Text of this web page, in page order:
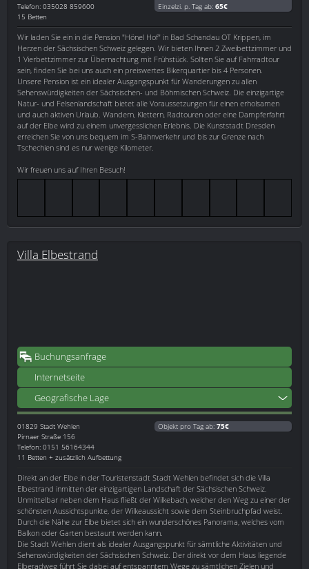
Telefon: 035028 859600
15 Betten
Einzelzi. p. Tag ab: 65€
Wir laden Sie ein in die Pension "Hönel Hof" in Bad Schandau OT Krippen, im
Herzen der Sächsischen Schweiz gelegen. Wir bieten Ihnen 2 Zweibettzimmer und
1 Vierbettzimmer zur Übernachtung mit Frühstück. Sollten Sie auf Fahrradtour
sein, finden Sie bei uns auch ein preiswertes Bikerquartier bis 4 Personen.
Unsere Pension ist ein idealer Ausgangspunkt für Wanderungen zu allen
Sehenswürdigkeiten der Sächsischen- und Böhmischen Schweiz. Die einzigartige
Natur- und Felsenlandschaft bietet alle Voraussetzungen für einen erholsamen
und auch aktiven Urlaub. Wandern, Klettern, Radtouren oder eine Dampferfahrt
auf der Elbe wird zu einem unvergesslichen Erlebnis. Die Kunststadt Dresden
erreichen Sie von uns bequem im S-Bahnverkehr und bis zur Grenze nach
Tschechien sind es nur wenige Kilometer.
Wir freuen uns auf Ihren Besuch!
Villa Elbestrand
Buchungsanfrage
Internetseite
Geografische Lage
01829 Stadt Wehlen
Pirnaer Straße 156
Telefon: 0151 56164344
11 Betten + zusätzlich Aufbettung
Objekt pro Tag ab: 75€
Direkt an der Elbe in der Touristenstadt Stadt Wehlen befindet sich die Villa
Elbestrand inmitten der einzigartigen Landschaft der Sächsischen Schweiz.
Unmittelbar neben dem Haus fließt der Wilkebach, welcher den Weg zu einer der
schönsten Aussichtspunkte, der Wilkeaussicht sowie dem Steinbruchpfad weist.
Durch die Nähe zur Elbe bietet sich ein wunderschönes Panorama, welches vom
Balkon oder Garten bestaunt werden kann.
Die Stadt Wehlen dient als idealer Ausgangspunkt für sämtliche Aktivitäten und
Sehenswürdigkeiten der Sächsischen Schweiz. Der direkt vor dem Haus liegende
Elberadweg führt Sie dabei auf entspanntem Wege zu sämtlichen Zielen und